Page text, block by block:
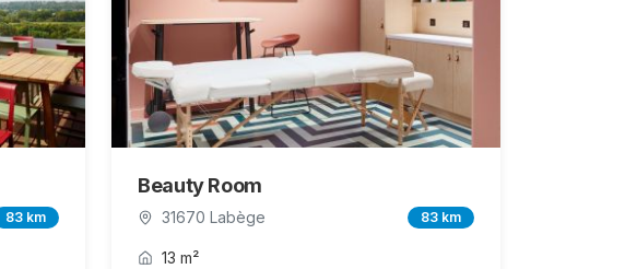
83 km
Beauty Room
31670 Labège 83 km
13 m²